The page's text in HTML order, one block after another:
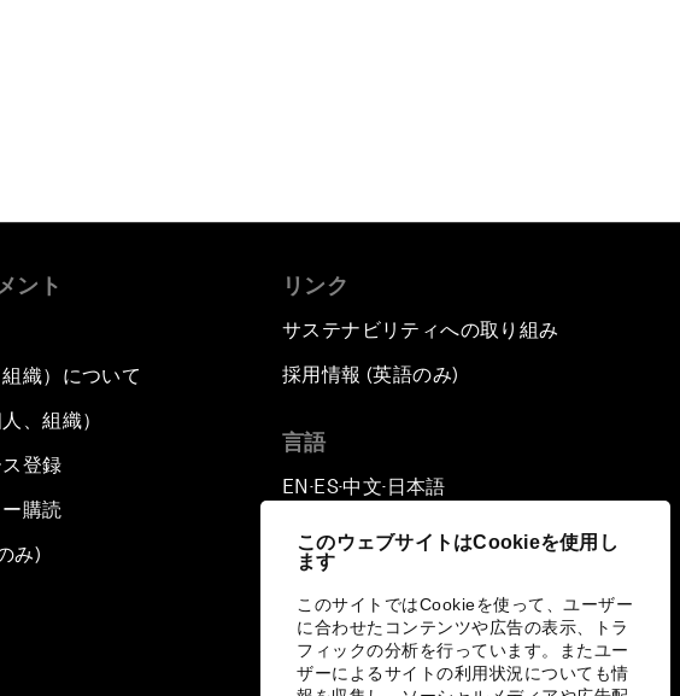
このウェブサイトはCookieを使用し
ます
このサイトではCookieを使って、ユーザー
に合わせたコンテンツや広告の表示、トラ
フィックの分析を行っています。またユー
ザーによるサイトの利用状況についても情
ント
織）について
、組織）
登録
購読
み)
リンク
サステナビリティへの取り組み
採用情報 (英語のみ)
言語
EN ▪ ES▪中文▪ 日本語